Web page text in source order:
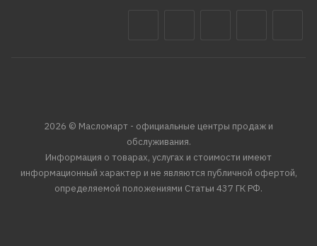
2026 © Масломарт - официальные центры продаж и
обслуживания.
Информация о товарах, услугах и стоимости имеют
информационный характер и не являются публичной офертой,
определяемой положениями Статьи 437 ГК РФ.